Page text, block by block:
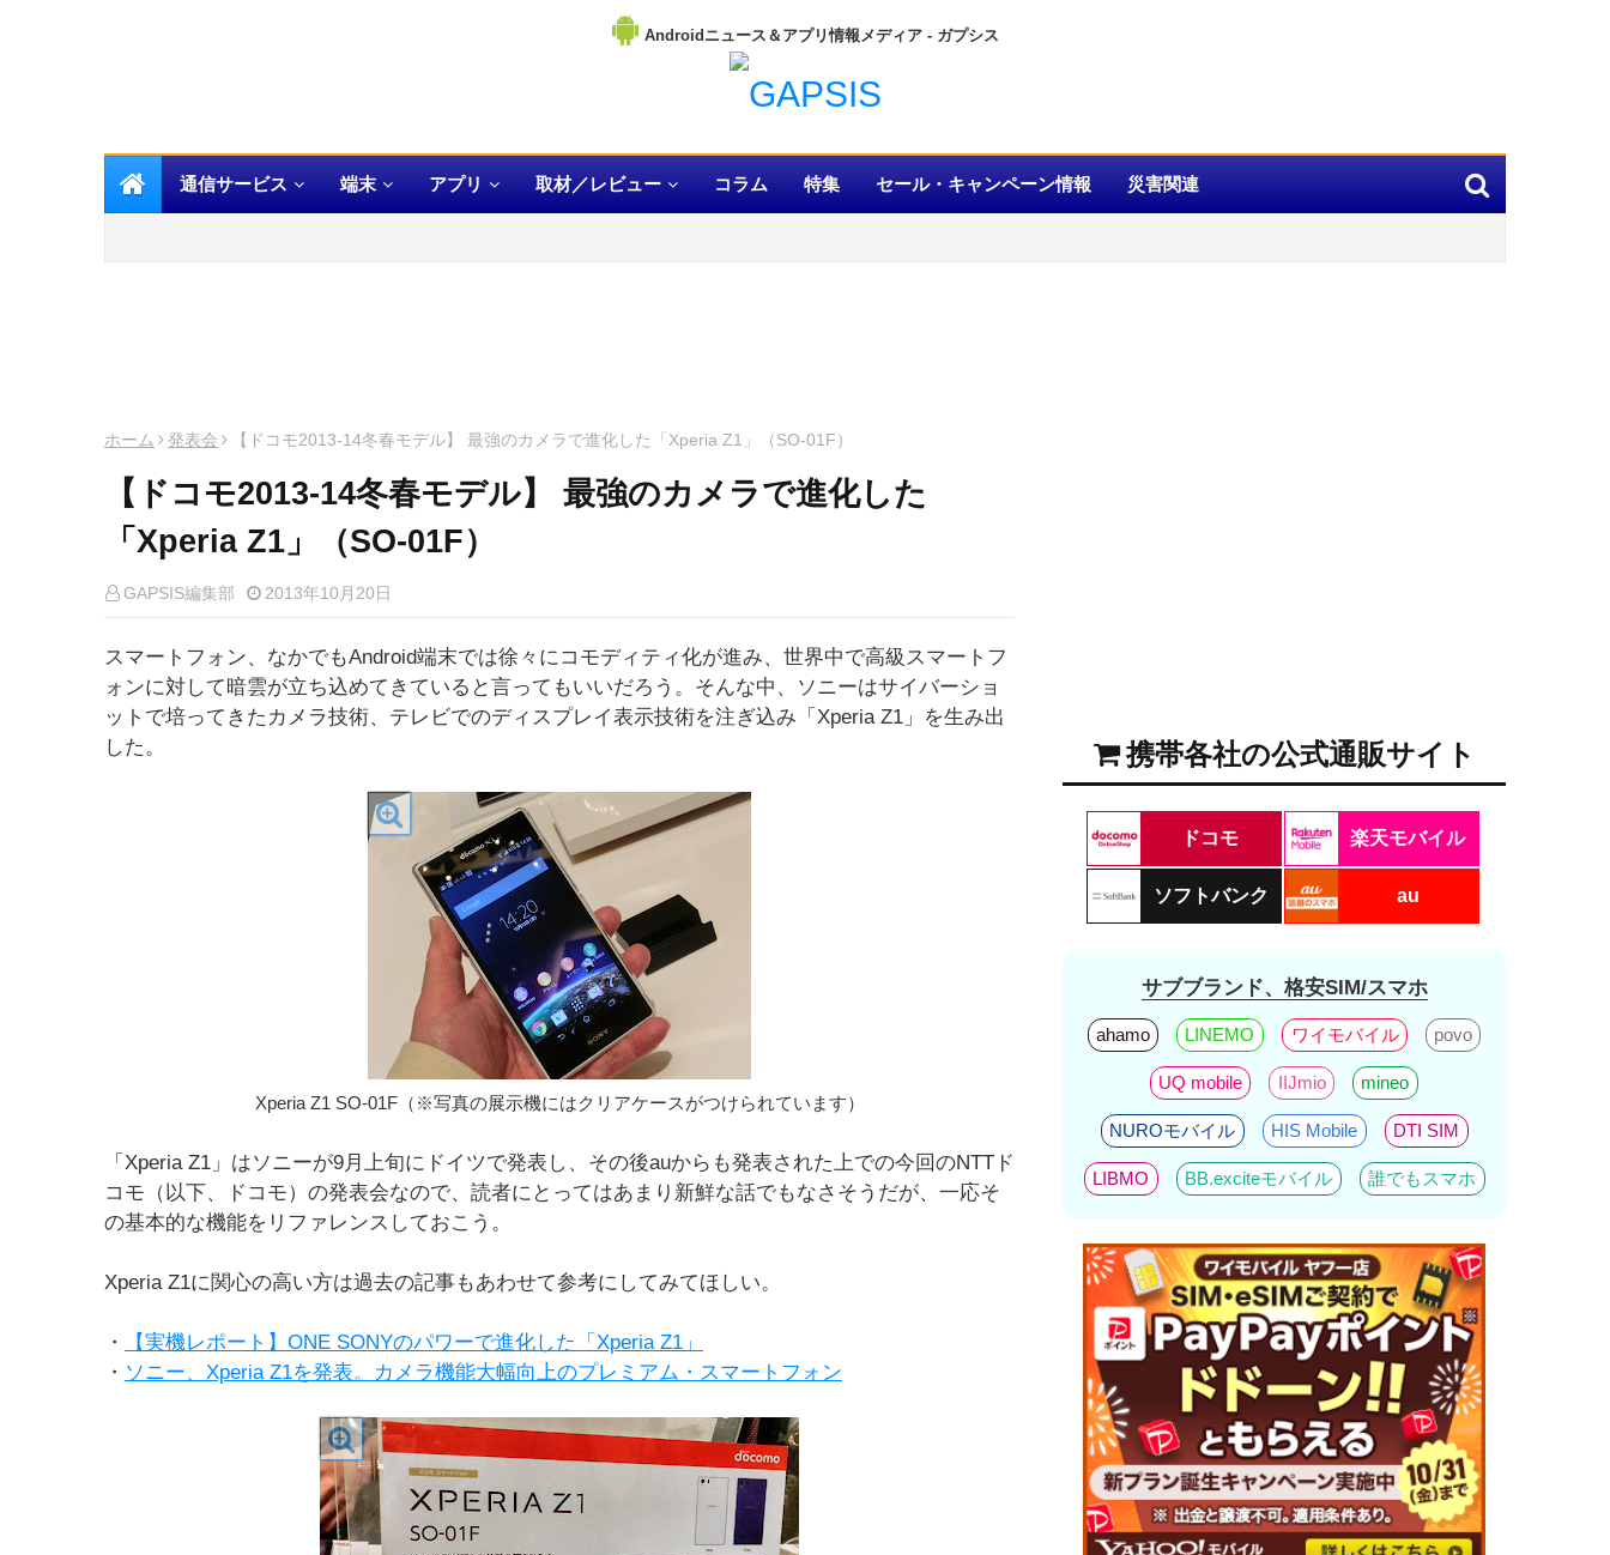
Androidニュース＆アプリ情報メディア
通信サービス 端末 アプリ 取材／レビュー コラム 特集 セール・キャンペーン情報 災害関連
ホーム 発表会 【ドコモ2013-14冬春モデル】 最強のカメラで進化した「Xperia Z1」（SO-01F）
【ドコモ2013-14冬春モデル】 最強のカメラで進化した
「Xperia Z1」（SO-01F）
GAPSIS編集部 2013年10月20日
スマートフォン、なかでもAndroid端末では徐々にコモディティ化が進み、世界中で高級スマートフ
ォンに対して暗雲が立ち込めてきていると言ってもいいだろう。そんな中、ソニーはサイバーショ
ットで培ってきたカメラ技術、テレビでのディスプレイ表示技術を注ぎ込み「Xperia Z1」を生み出
した。
Xperia Z1 SO-01F（※写真の展示機にはクリアケースがつけられています）
「Xperia Z1」はソニーが9月上旬にドイツで発表し、その後auからも発表された上での今回のNTTド
コモ（以下、ドコモ）の発表会なので、読者にとってはあまり新鮮な話でもなさそうだが、一応そ
の基本的な機能をリファレンスしておこう。
Xperia Z1に関心の高い方は過去の記事もあわせて参考にしてみてほしい。
・
【実機レポート】ONE SONYのパワーで進化した「Xperia Z1」
・ ソニー、Xperia Z1を発表。カメラ機能大幅向上のプレミアム・スマートフォン
携帯各社の公式通販サイト
ドコモ 楽天モバイル
ソフトバンク au
サブブランド、格安SIM/スマホ
ahamo LINEMO ワイモバイル povo
UQ mobile IIJmio mineo
NUROモバイル HIS Mobile DTI SIM
LIBMO BB.exciteモバイル 誰でもスマホ